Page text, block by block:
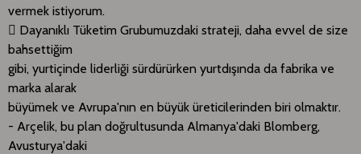
vermek istiyorum.
 Dayanıklı Tüketim Grubumuzdaki strateji, daha evvel de size
bahsettiğim
gibi, yurtiçinde liderliği sürdürürken yurtdışında da fabrika ve
marka alarak
büyümek ve Avrupa'nın en büyük üreticilerinden biri olmaktır.
- Arçelik, bu plan doğrultusunda Almanya'daki Blomberg,
Avusturya'daki